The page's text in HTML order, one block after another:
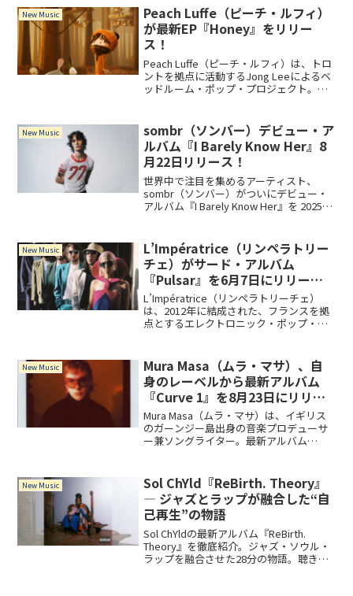
を公開しました。注目の新プロジェクト
「La...
New Music
Peach Luffe（ピーチ・ルフィ）
が最新EP『Honey』をリリー
ス！
Peach Luffe（ピーチ・ルフィ）は、トロ
ントを拠点に活動するJong Leeによるベ
ッドルーム・ポップ・プロジェクト。
なく、ギター、キーボード、ベース、ヴ
ァイオリンの腕前を披露。彼の進化し続
ける甘美なサウンドが楽しめる1枚に。
New Music
sombr（ソンバー）デビュー・ア
ルバム『I Barely Know Her』8
月22日リリース！
世界中で注目を集めるアーティスト、
sombr（ソンバー）がついにデビュー・
アルバム『I Barely Know Her』を 2025年
プロフィールを紹介します。デビ...
New Music
L’Impératrice（リンペラトリー
チェ）がサード・アルバム
『Pulsar』を6月7日にリリー
ス！
L’Impératrice（リンペラトリーチェ）
は、2012年に結成された、フランスを拠
点とするエレクトロニック・ポップ・バ
レンチ・タッチやインターナショナル・
ハウスを取り入れた全10曲を収録。
New Music
Mura Masa（ムラ・マサ）、自
身のレーベルから最新アルバム
『Curve 1』を8月23日にリリー
ス！
Mura Masa（ムラ・マサ）は、イギリス
のガーンジー島出身の音楽プロデューサ
ー兼ソングライター。最新アルバム
は、クラブミュージック「FLY (feat.
Cherish)」を含む全10曲を収録。
New Music
Sol ChYld『ReBirth. Theory』
― ジャズとラップが融合した“自
己再生”の物語
Sol ChYldの最新アルバム『ReBirth.
Theory』を徹底紹介。ジャズ・ソウル・
ラップを融合させた28分の物語。聴きど